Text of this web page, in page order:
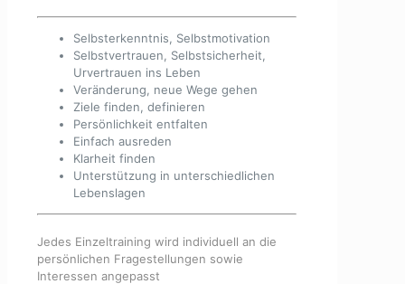
Selbsterkenntnis, Selbstmotivation
Selbstvertrauen, Selbstsicherheit,
Urvertrauen ins Leben
Veränderung, neue Wege gehen
Ziele finden, definieren
Persönlichkeit entfalten
Einfach ausreden
Klarheit finden
Unterstützung in unterschiedlichen
Lebenslagen
Jedes Einzeltraining wird individuell an die
persönlichen Fragestellungen sowie
Interessen angepasst